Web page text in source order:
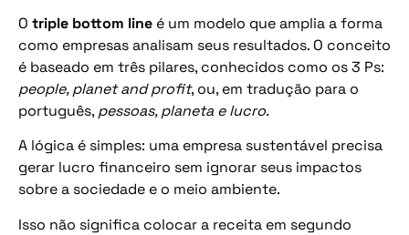
O triple bottom line é um modelo que amplia a forma
como empresas analisam seus resultados. O conceito
é baseado em três pilares, conhecidos como os 3 Ps:
people, planet and profit, ou, em tradução para o
português, pessoas, planeta e lucro.
A lógica é simples: uma empresa sustentável precisa
gerar lucro financeiro sem ignorar seus impactos
sobre a sociedade e o meio ambiente.
Isso não significa colocar a receita em segundo